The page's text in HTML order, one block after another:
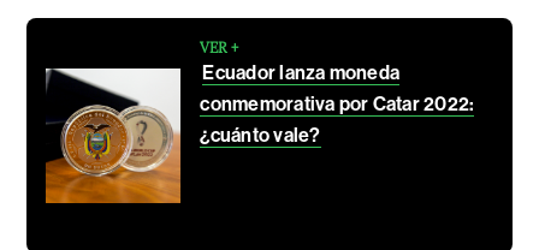
VER +
Ecuador lanza moneda
conmemorativa por Catar 2022:
¿cuánto vale?